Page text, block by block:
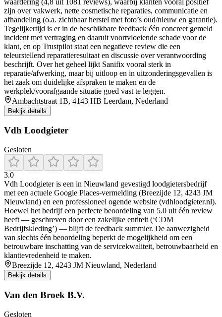
zijn over vakwerk, nette cosmetische reparaties, communicatie en
afhandeling (o.a. zichtbaar herstel met foto’s oud/nieuw en garantie).
Tegelijkertijd is er in de beschikbare feedback één concreet gemeld
incident met vertraging en daaruit voortvloeiende schade voor de
klant, en op Trustpilot staat een negatieve review die een
teleurstellend reparatieresultaat en discussie over verantwoording
beschrijft. Over het geheel lijkt Sanifix vooral sterk in
reparatie/afwerking, maar bij uitloop en in uitzonderingsgevallen is
het zaak om duidelijke afspraken te maken en de
werkplek/voorafgaande situatie goed vast te leggen.
Ambachtstraat 1B, 4143 HB Leerdam, Nederland
Bekijk details
Vdh Loodgieter
Gesloten
3.0
Vdh Loodgieter is een in Nieuwland gevestigd loodgietersbedrijf
met een actuele Google Places‑vermelding (Breezijde 12, 4243 JM
Nieuwland) en een professioneel ogende website (vdhloodgieter.nl).
Hoewel het bedrijf een perfecte beoordeling van 5.0 uit één review
heeft — geschreven door een zakelijke entiteit (‘CDM
Bedrijfskleding’) — blijft de feedback summier. De aanwezigheid
van slechts één beoordeling beperkt de mogelijkheid om een
betrouwbare inschatting van de servicekwaliteit, betrouwbaarheid en
klanttevredenheid te maken.
Breezijde 12, 4243 JM Nieuwland, Nederland
Bekijk details
Van den Broek B.V.
Gesloten